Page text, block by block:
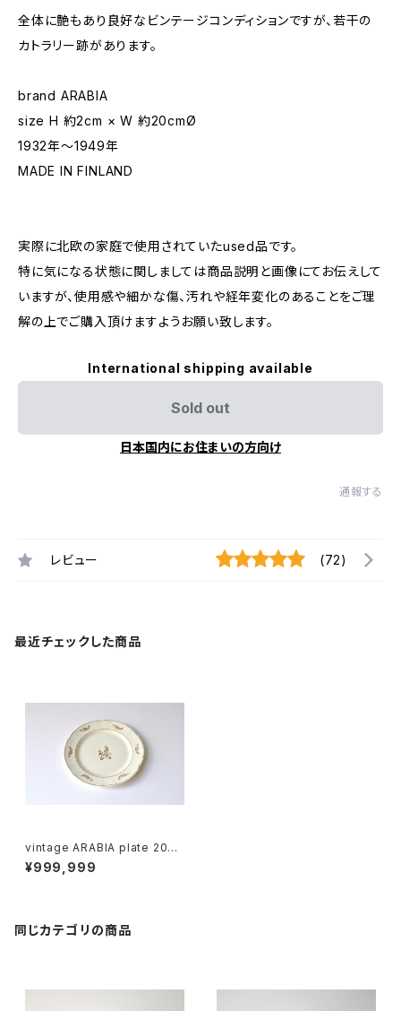
全体に艶もあり良好なビンテージコンディションですが、若干の
カトラリー跡があります。
brand ARABIA
size H 約2cm × W 約20cmØ
1932年〜1949年
MADE IN FINLAND
実際に北欧の家庭で使用されていたused品です。
特に気になる状態に関しましては商品説明と画像にてお伝えして
いますが、使用感や細かな傷、汚れや経年変化のあることをご理
解の上でご購入頂けますようお願い致します。
International shipping available
Sold out
日本国内にお住まいの方向け
通報する
レビュー (72)
最近チェックした商品
vintage ARABIA plate 20c
m / ヴィンテージ アラビア プレ
ート 20cm
¥999,999
同じカテゴリの商品